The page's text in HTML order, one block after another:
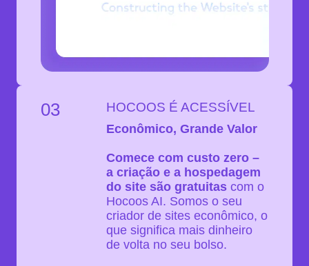
03 HOCOOS É ACESSÍVEL
Econômico, Grande Valor
Comece com custo zero –
a criação e a hospedagem
do site são gratuitascom o
Hocoos AI. Somos o seu
criador de sites econômico, o
que significa mais dinheiro
de volta no seu bolso.